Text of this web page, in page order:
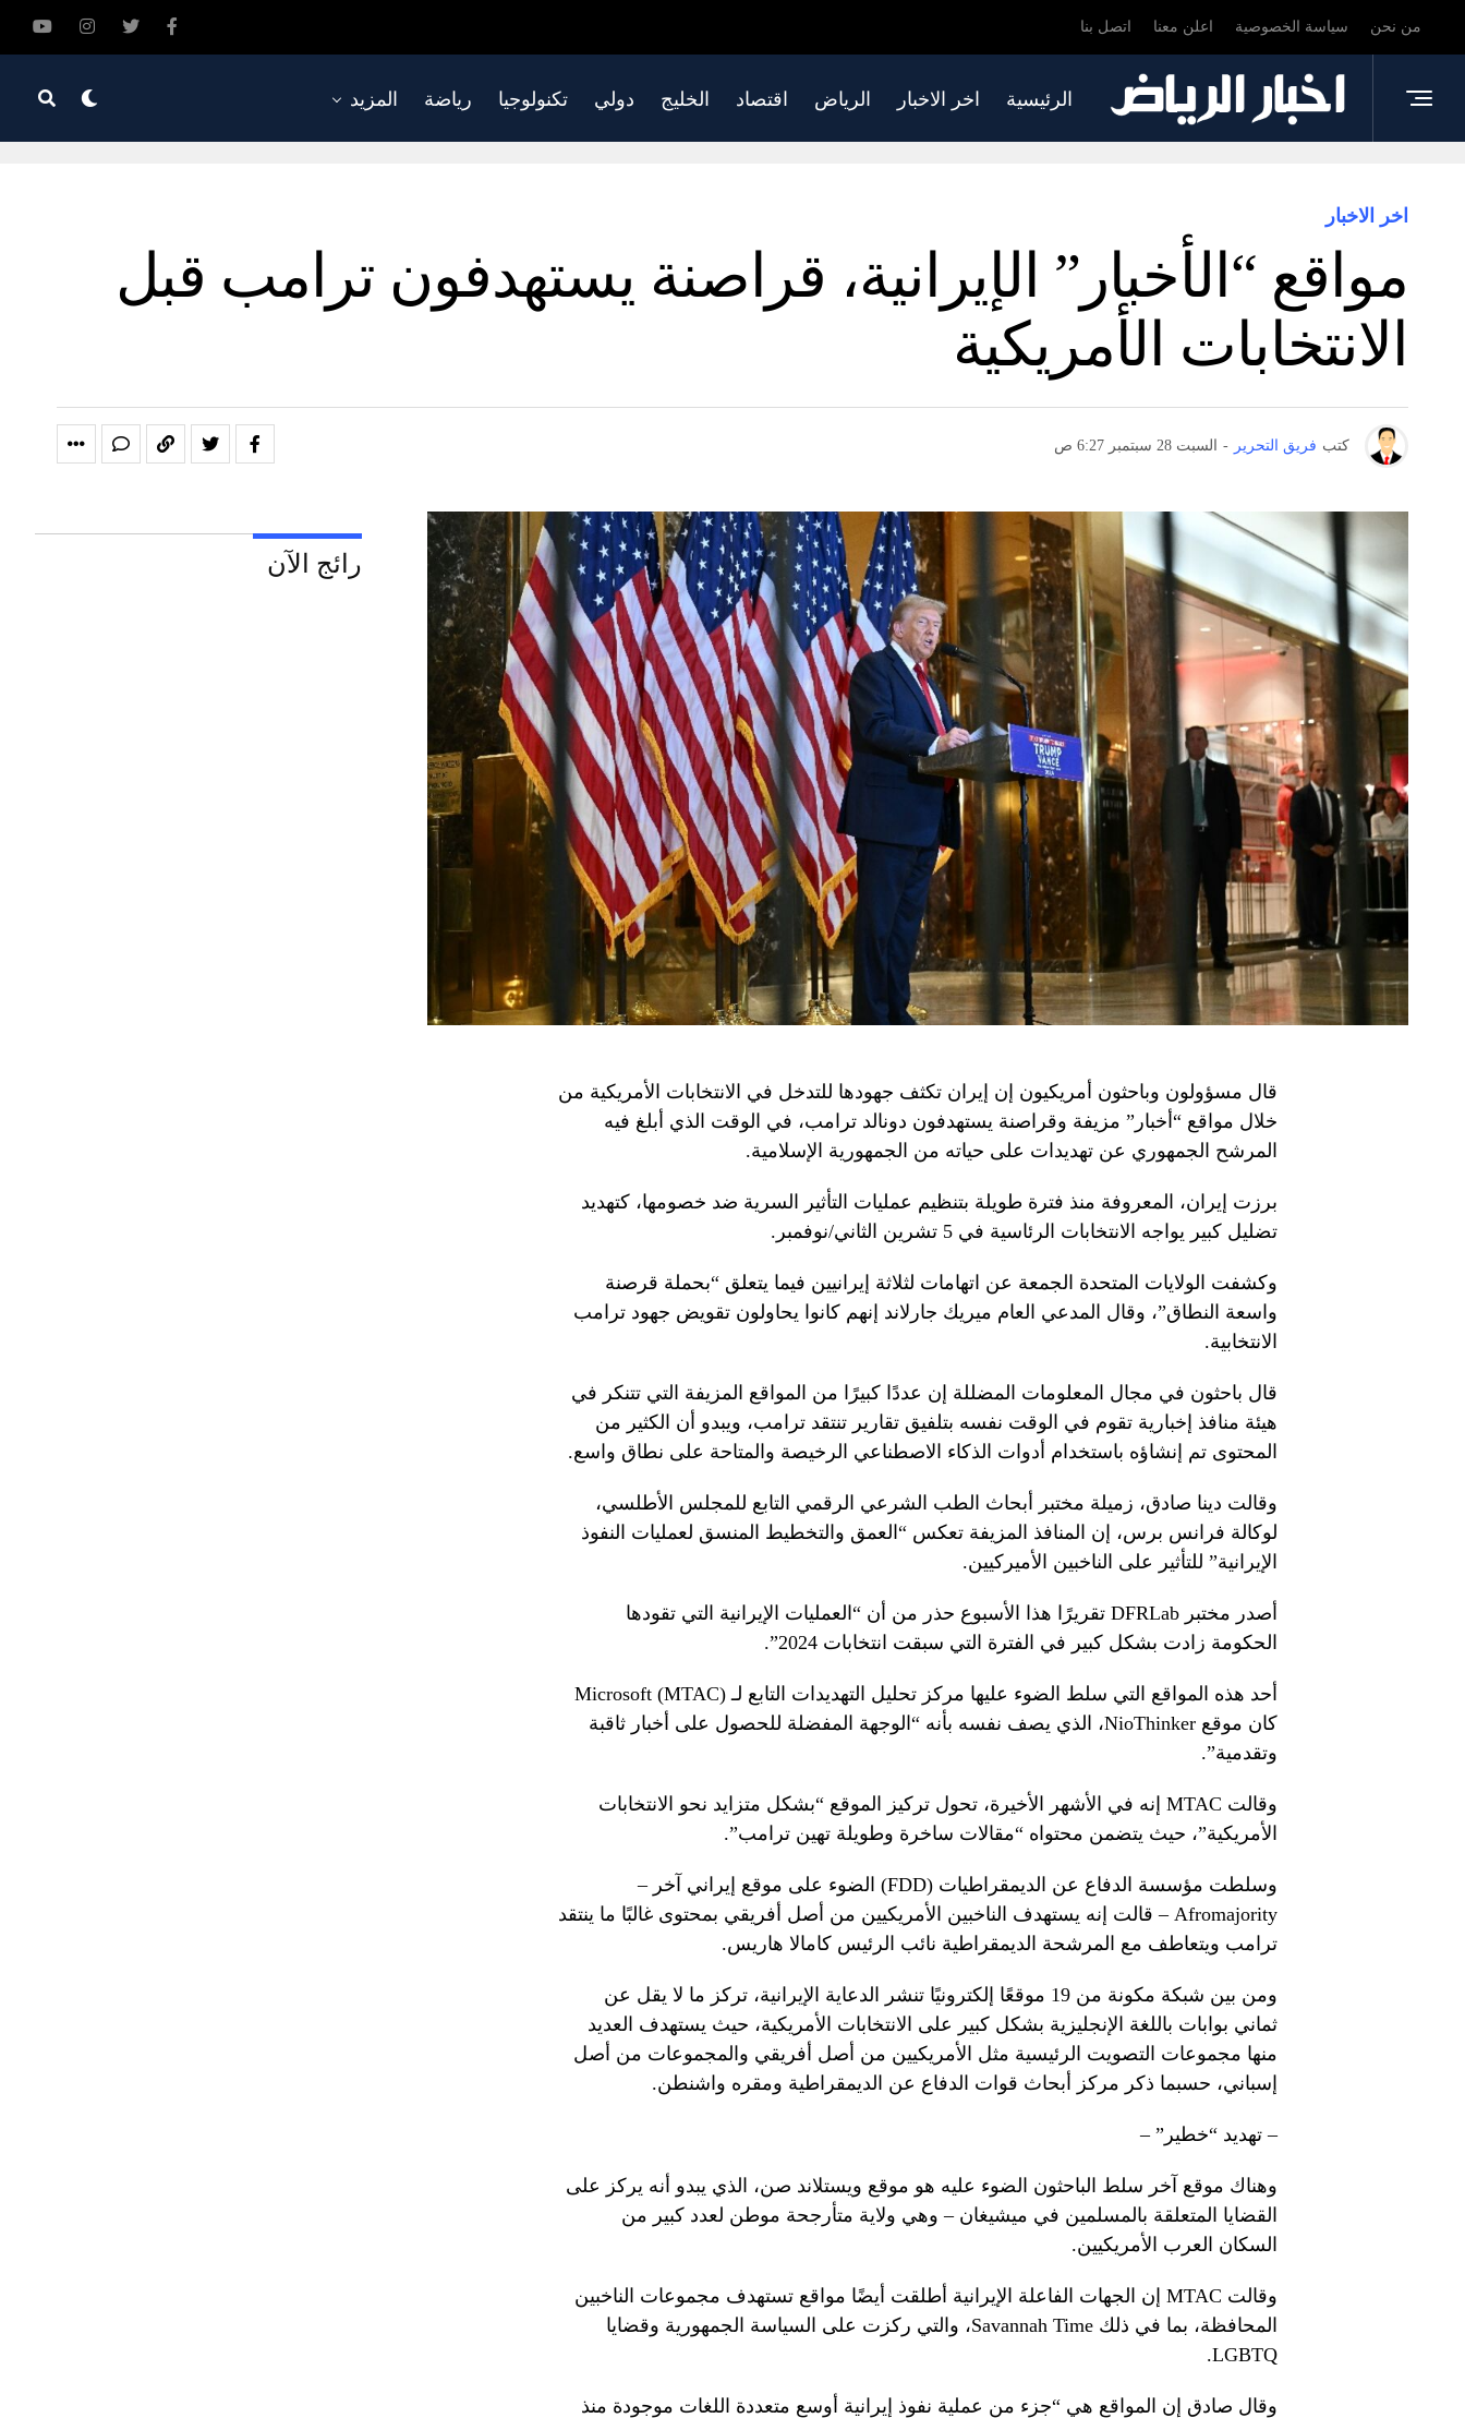
من نحن سياسة الخصوصية اعلن معنا اتصل بنا
الرئيسية اخر الاخبار الرياض اقتصاد الخليج دولي تكنولوجيا رياضة المزيد
اخر الاخبار
مواقع “الأخبار” الإيرانية، قراصنة يستهدفون ترامب قبل
الانتخابات الأمريكية
كتب فريق التحرير - السبت 28 سبتمبر 6:27 ص
قال مسؤولون وباحثون أمريكيون إن إيران تكثف جهودها للتدخل في الانتخابات الأمريكية من
خلال مواقع “أخبار” مزيفة وقراصنة يستهدفون دونالد ترامب، في الوقت الذي أبلغ فيه
المرشح الجمهوري عن تهديدات على حياته من الجمهورية الإسلامية.
برزت إيران، المعروفة منذ فترة طويلة بتنظيم عمليات التأثير السرية ضد خصومها، كتهديد
تضليل كبير يواجه الانتخابات الرئاسية في 5 تشرين الثاني/نوفمبر.
وكشفت الولايات المتحدة الجمعة عن اتهامات لثلاثة إيرانيين فيما يتعلق “بحملة قرصنة
واسعة النطاق”، وقال المدعي العام ميريك جارلاند إنهم كانوا يحاولون تقويض جهود ترامب
الانتخابية.
قال باحثون في مجال المعلومات المضللة إن عددًا كبيرًا من المواقع المزيفة التي تتنكر في
هيئة منافذ إخبارية تقوم في الوقت نفسه بتلفيق تقارير تنتقد ترامب، ويبدو أن الكثير من
المحتوى تم إنشاؤه باستخدام أدوات الذكاء الاصطناعي الرخيصة والمتاحة على نطاق واسع.
وقالت دينا صادق، زميلة مختبر أبحاث الطب الشرعي الرقمي التابع للمجلس الأطلسي،
لوكالة فرانس برس، إن المنافذ المزيفة تعكس “العمق والتخطيط المنسق لعمليات النفوذ
الإيرانية” للتأثير على الناخبين الأميركيين.
أصدر مختبر DFRLab تقريرًا هذا الأسبوع حذر من أن “العمليات الإيرانية التي تقودها
الحكومة زادت بشكل كبير في الفترة التي سبقت انتخابات 2024”.
أحد هذه المواقع التي سلط الضوء عليها مركز تحليل التهديدات التابع لـ Microsoft (MTAC)
كان موقع NioThinker، الذي يصف نفسه بأنه “الوجهة المفضلة للحصول على أخبار ثاقبة
وتقدمية”.
وقالت MTAC إنه في الأشهر الأخيرة، تحول تركيز الموقع “بشكل متزايد نحو الانتخابات
الأمريكية”، حيث يتضمن محتواه “مقالات ساخرة وطويلة تهين ترامب”.
وسلطت مؤسسة الدفاع عن الديمقراطيات (FDD) الضوء على موقع إيراني آخر –
Afromajority – قالت إنه يستهدف الناخبين الأمريكيين من أصل أفريقي بمحتوى غالبًا ما ينتقد
ترامب ويتعاطف مع المرشحة الديمقراطية نائب الرئيس كامالا هاريس.
ومن بين شبكة مكونة من 19 موقعًا إلكترونيًا تنشر الدعاية الإيرانية، تركز ما لا يقل عن
ثماني بوابات باللغة الإنجليزية بشكل كبير على الانتخابات الأمريكية، حيث يستهدف العديد
منها مجموعات التصويت الرئيسية مثل الأمريكيين من أصل أفريقي والمجموعات من أصل
إسباني، حسبما ذكر مركز أبحاث قوات الدفاع عن الديمقراطية ومقره واشنطن.
– تهديد “خطير” –
وهناك موقع آخر سلط الباحثون الضوء عليه هو موقع ويستلاند صن، الذي يبدو أنه يركز على
القضايا المتعلقة بالمسلمين في ميشيغان – وهي ولاية متأرجحة موطن لعدد كبير من
السكان العرب الأمريكيين.
وقالت MTAC إن الجهات الفاعلة الإيرانية أطلقت أيضًا مواقع تستهدف مجموعات الناخبين
المحافظة، بما في ذلك Savannah Time، والتي ركزت على السياسة الجمهورية وقضايا
LGBTQ.
وقال صادق إن المواقع هي “جزء من عملية نفوذ إيرانية أوسع متعددة اللغات موجودة منذ
رائج الآن